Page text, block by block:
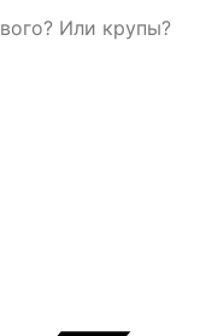
Или крупы?